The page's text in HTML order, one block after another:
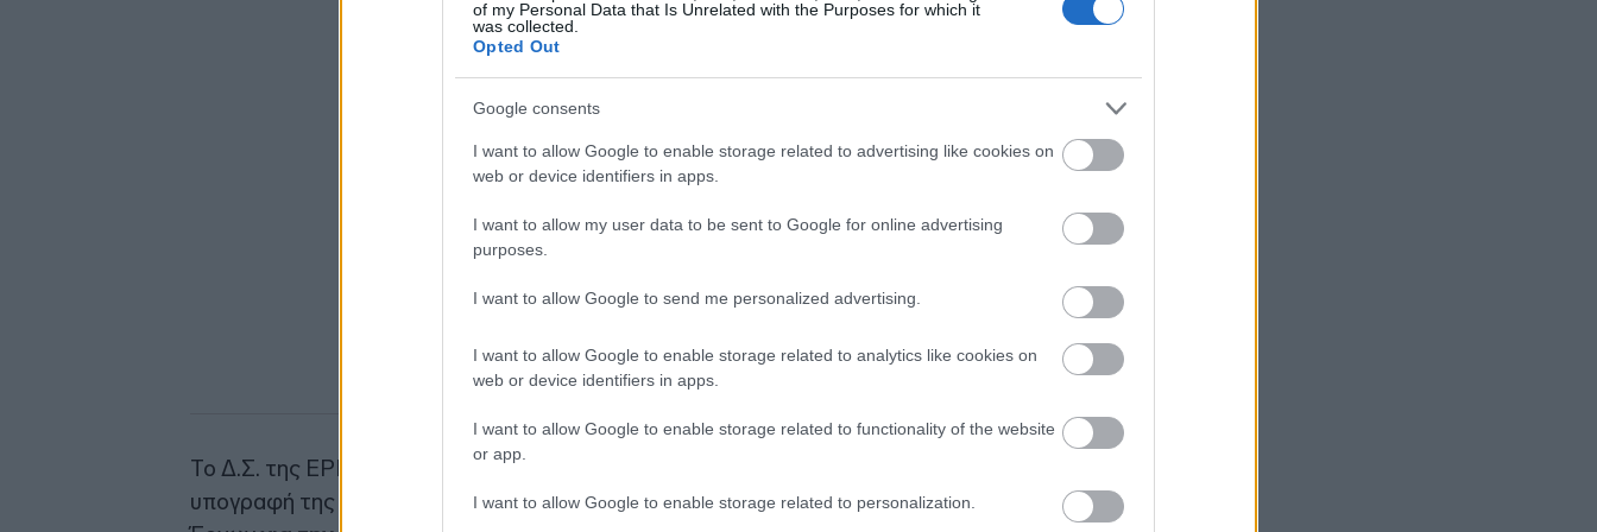
of my Personal Data that Is Unrelated with the Purposes for which it
was collected.
Opted Out
Google consents
I want to allow Google to enable storage related to advertising like cookies on
web or device identifiers in apps.
I want to allow my user data to be sent to Google for online advertising
purposes.
I want to allow Google to send me personalized advertising.
I want to allow Google to enable storage related to analytics like cookies on
web or device identifiers in apps.
I want to allow Google to enable storage related to functionality of the website
or app.
I want to allow Google to enable storage related to personalization.
Το Δ.Σ. της ΕΡΓΟΣΕ εξουσιοδοτεί τον Διευθύνοντα Σύμβουλο για την
υπογραφή της σχετικής Σύμβασης και τον Προϊστάμενο της Διεύθυνσης
οικονομίας και οι κίνδυνοι της
επενδυτικής έκρηξης
εξουσίας εκθέτει τη χώρα διεθνώς»
19:37
Δικαστικό μπλόκο στην αίθουσα χορού
του Τραμπ στο Λευκό Οίκο
Μπάρκιν (Fed): «Τα στοιχεία για την
αγορά εργασίας συμβαδίζουν με τις
Καταβλήθηκαν 33,58 εκατ. ευρώ σε
67.746 δικαιούχους για την αγορά
λιπασμάτων
Ευρωαγορές: Η καλύτερη εβδομάδα
Stoxx 600
- Στο 100% η πληρότητα σε πολλά
δρομολόγια για Κυκλάδες